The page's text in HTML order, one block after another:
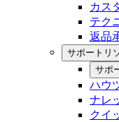
カス
テク
返品
サポートリ
サポ
ハウ
ナレ
クイ